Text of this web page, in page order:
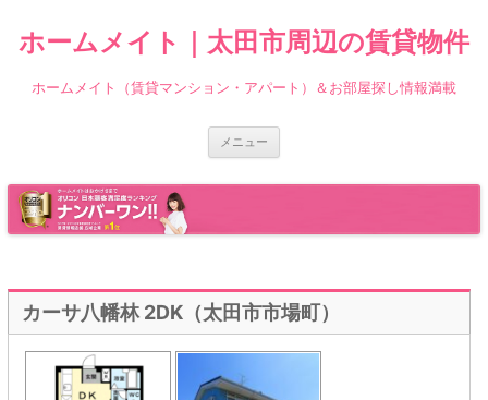
ホームメイト｜太田市周辺の賃貸物件
ホームメイト（賃貸マンション・アパート）＆お部屋探し情報満載
メニュー
キ
カーサ八幡林 2DK（太田市市場町）